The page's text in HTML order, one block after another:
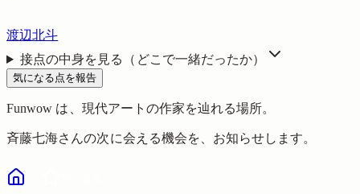
渡辺北斗
接点の中身を見る（どこで一緒だったか）
気になる点を報告
Funwow は、現代アートの作家を辿れる場所。
斉藤七海さんの次に会える機会を、お知らせします。